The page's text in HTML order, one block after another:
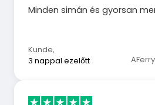
Minden simán és gyorsan
Kunde,
3 nappal ezelőtt